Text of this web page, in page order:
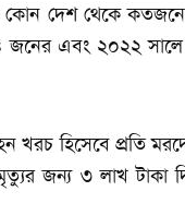
কোন দেশ থেকে
জনের এবং ২০২২ সালে
খরচ হিসেবে প্রতি
জন্য ৩ লাখ টাকা